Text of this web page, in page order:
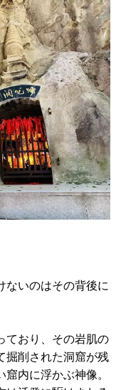
ないのはその背後に
ており、その岩肌の
掘削された洞窟が残
内に浮かぶ神像。